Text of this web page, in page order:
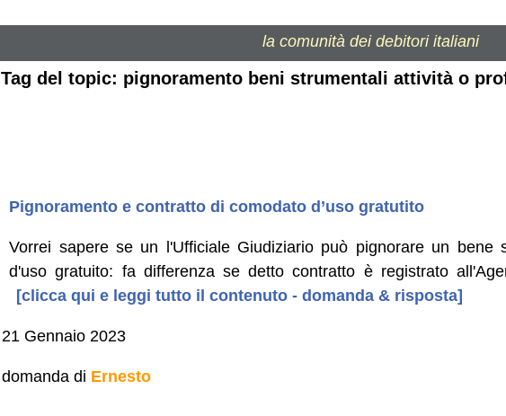
la comunità dei debitori italiani
Tag del topic: pignoramento beni strumentali attività o
Pignoramento e contratto di comodato d’uso gratutito
Vorrei sapere se un l'Ufficiale Giudiziario può pignorare un bene
d'uso gratuito: fa differenza se detto contratto è registrato
[clicca qui e leggi tutto il contenuto - domanda & risposta]
21 Gennaio 2023
domanda di Ernesto